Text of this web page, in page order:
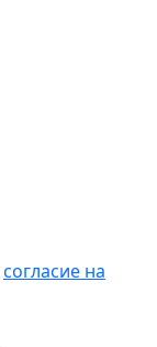
согласие на